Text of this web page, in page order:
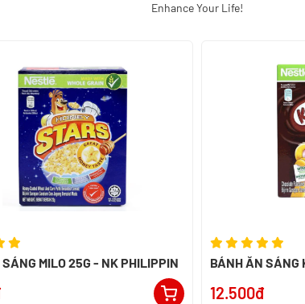
Enhance Your Life!
MILO 25G - NK PHILIPPIN
12.500đ